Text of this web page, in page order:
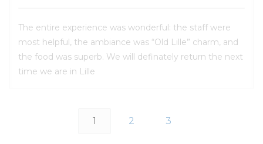
The entire experience was wonderful: the staff were
most helpful, the ambiance was “Old Lille” charm, and
the food was superb. We will definately return the next
time we are in Lille
1 2 3